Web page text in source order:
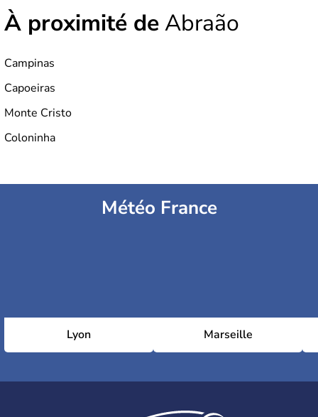
À proximité deAbraão
Campinas
Capoeiras
Monte Cristo
Coloninha
Météo France
Lyon Marseille